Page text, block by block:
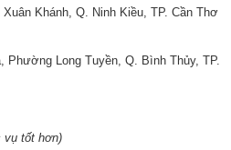
Khánh, Q. Ninh Kiều, TP. Cần Thơ
Phường Long Tuyền, Q. Bình Thủy, TP.
vụ tốt hơn)